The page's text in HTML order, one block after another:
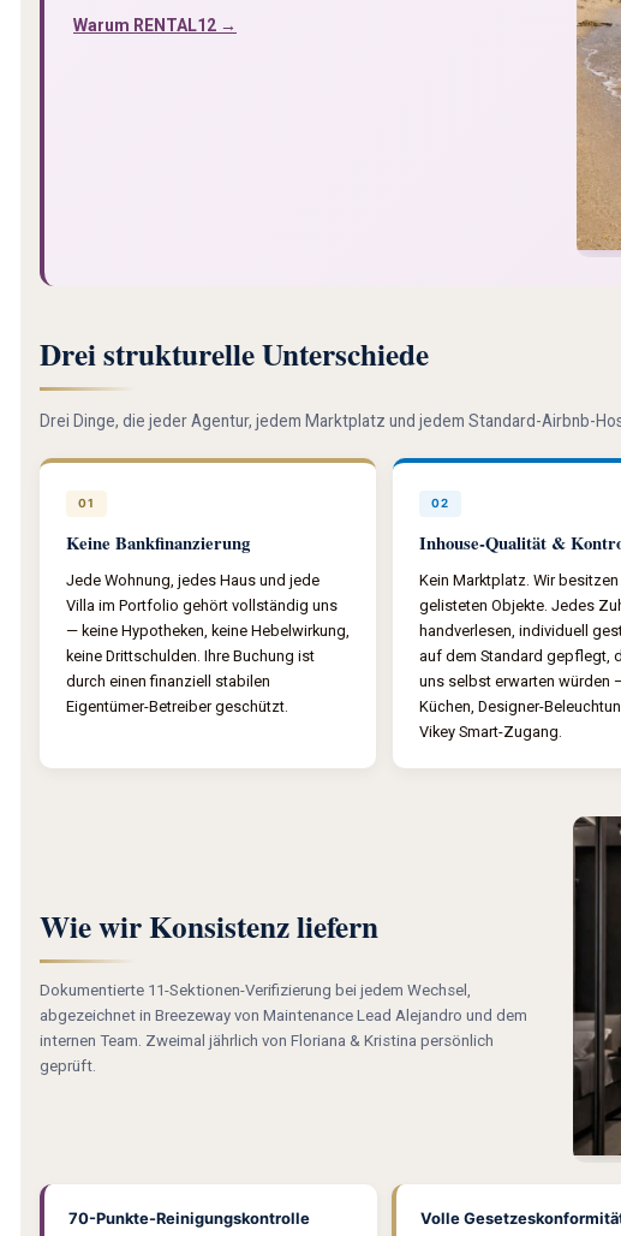
Warum RENTAL12 →
Drei strukturelle Unterschiede
Drei Dinge, die jeder Agentur, jedem Marktplatz und jedem Standard-Airbnb-
01
Keine Bankfinanzierung
Jede Wohnung, jedes Haus und jede
Villa im Portfolio gehört vollständig uns
— keine Hypotheken, keine Hebelwirkung,
keine Drittschulden. Ihre Buchung ist
durch einen finanziell stabilen
Eigentümer-Betreiber geschützt.
02
Inhouse-Qualität &
Kein Marktplatz. Wir besitzen
gelisteten Objekte. Jedes
handverlesen, individuell
auf dem Standard gepflegt,
uns selbst erwarten würden
Küchen, Designer-
Vikey Smart-Zugang.
Wie wir Konsistenz liefern
Dokumentierte 11-Sektionen-Verifizierung bei jedem Wechsel,
abgezeichnet in Breezeway von Maintenance Lead Alejandro und dem
internen Team. Zweimal jährlich von Floriana & Kristina persönlich
geprüft.
70-Punkte-Reinigungskontrolle
Volle